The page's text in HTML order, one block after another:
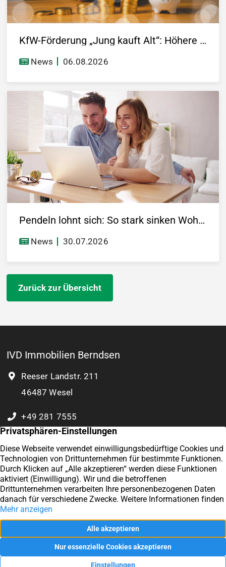
KfW-Förderung „Jung kauft Alt“: Höhere Kredite ab August 2026
News 06.08.2026
Pendeln lohnt sich: So stark sinken Wohnungspreise im Umland
News 30.07.2026
Zurück zur Übersicht
IVD Immobilien Berndsen
Reeser Landstr. 211
46487 Wesel
+49 281 7555
0 177 8932 804
Kontakt
Impressum
Datenschutz
Vertrag widerrufen
4,9/5
Exzellent
57
Kundenstimmen